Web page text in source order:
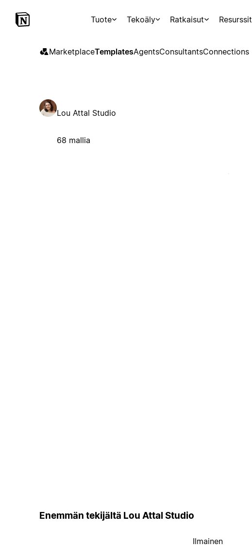
Tuote Tekoäly Ratkaisut Resurssit
MarketplaceTemplatesAgentsConsultantsConnections
Lou Attal Studio
68 mallia
Enemmän tekijältä Lou Attal Studio
Ilmainen